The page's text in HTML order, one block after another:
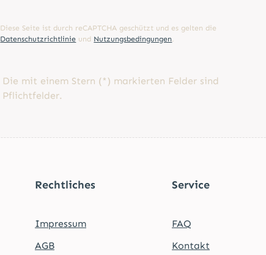
Diese Seite ist durch reCAPTCHA geschützt und es gelten die
Datenschutzrichtlinie und Nutzungsbedingungen.
Die mit einem Stern (*) markierten Felder sind
Pflichtfelder.
Rechtliches
Impressum
AGB
Service
FAQ
Kontakt